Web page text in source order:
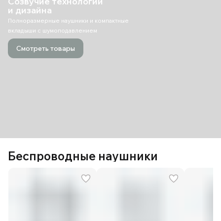
и дизайна
Полноразмерные наушники и компактные
вкладыши с шумоподавлением
Смотреть товары
Беспроводные наушники